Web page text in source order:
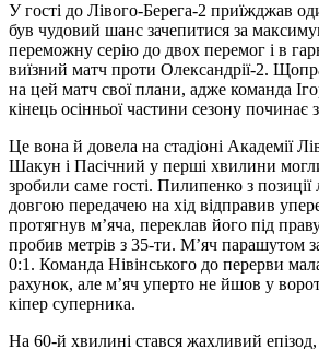
У гості до Лівого-Берега-2 приїжджав
був чудовий шанс зачепитися за
переможну серію до двох перемог і в
виїзний матч проти Олександрії-2.
на цей матч свої плани, адже команда
кінець осінньої частини сезону починає
Це вона й довела на стадіоні Академії
Шакун і Пасічний у перші хвилини
зробили саме гості. Пилипенко з позиції
довгою передачею на хід відправив
протягнув м’яча, переклав його під
пробив метрів з 35-ти. М’яч парашутом
0:1. Команда Нівінського до перерви
рахунок, але м’яч уперто не йшов у
кіпер суперника.
На 60-й хвилині стався жахливий